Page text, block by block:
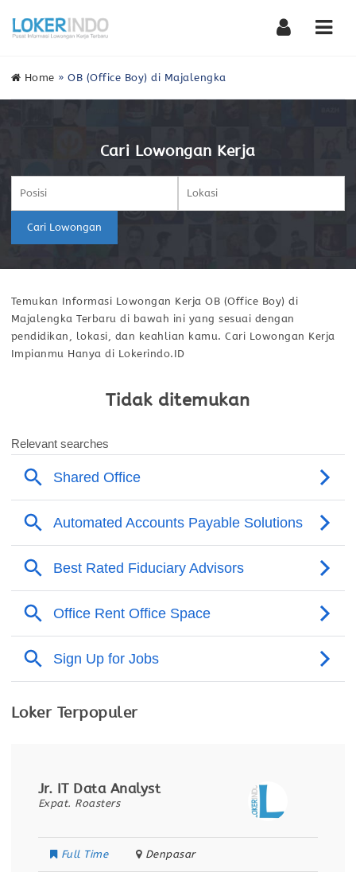
Home »OB (Office Boy) di Majalengka
Cari Lowongan Kerja
Cari Lowongan
Temukan Informasi Lowongan Kerja OB (Office Boy) di
Majalengka Terbaru di bawah ini yang sesuai dengan
pendidikan, lokasi, dan keahlian kamu. Cari Lowongan Kerja
Impianmu Hanya di Lokerindo.ID
Tidak ditemukan
Loker Terpopuler
Jr. IT Data Analyst
Expat. Roasters
Full Time Denpasar